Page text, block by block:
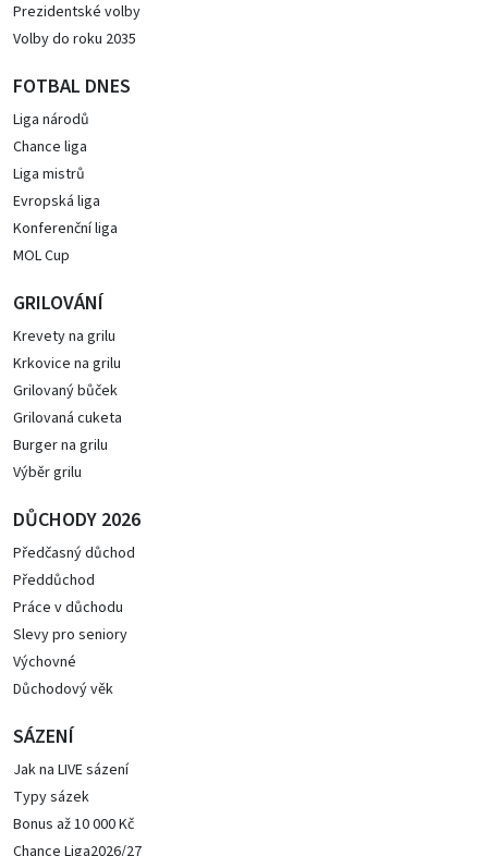
Prezidentské volby
Volby do roku 2035
FOTBAL DNES
Liga národů
Chance liga
Liga mistrů
Evropská liga
Konferenční liga
MOL Cup
GRILOVÁNÍ
Krevety na grilu
Krkovice na grilu
Grilovaný bůček
Grilovaná cuketa
Burger na grilu
Výběr grilu
DŮCHODY 2026
Předčasný důchod
Předdůchod
Práce v důchodu
Slevy pro seniory
Výchovné
Důchodový věk
SÁZENÍ
Jak na LIVE sázení
Typy sázek
Bonus až 10 000 Kč